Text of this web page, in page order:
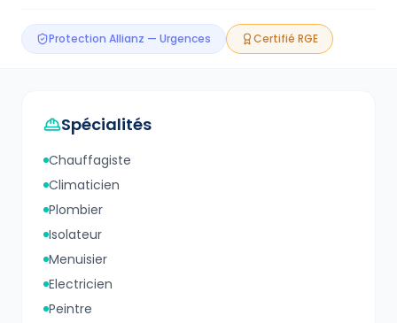
Protection Allianz — Urgences Certifié RGE
Spécialités
Chauffagiste
Climaticien
Plombier
Isolateur
Menuisier
Electricien
Peintre